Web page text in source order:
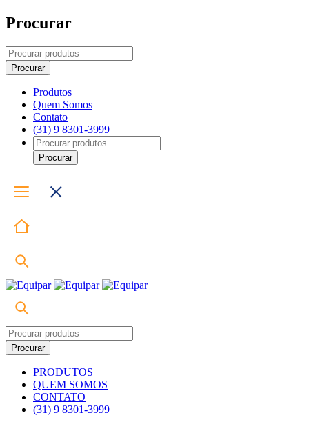
Procurar
Produtos
Quem Somos
Contato
(31) 9 8301-3999
PRODUTOS
QUEM SOMOS
CONTATO
(31) 9 8301-3999